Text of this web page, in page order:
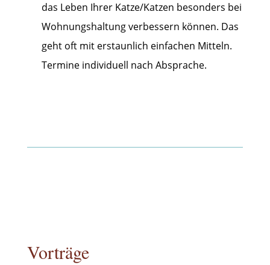
das Leben Ihrer Katze/Katzen besonders bei
Wohnungshaltung verbessern können. Das
geht oft mit erstaunlich einfachen Mitteln.
Termine individuell nach Absprache.
Vorträge